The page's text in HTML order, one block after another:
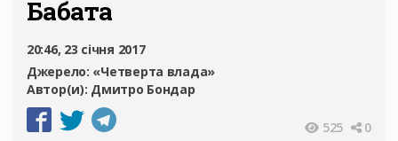
Бабата
20:46, 23 січня 2017
Джерело: «Четверта влада»
Автор(и): Дмитро Бондар
525 0